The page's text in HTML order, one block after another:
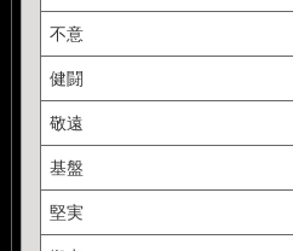
不意
健闘
敬遠
基盤
堅実